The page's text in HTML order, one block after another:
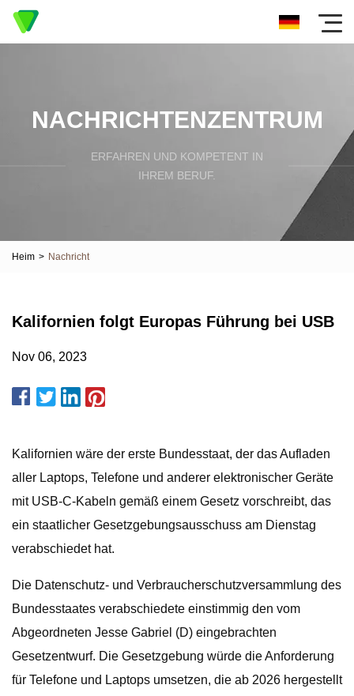
NACHRICHTENZENTRUM
ERFAHREN UND KOMPETENT IN
IHREM BERUF.
Heim > Nachricht
Kalifornien folgt Europas Führung bei USB
Nov 06, 2023
Kalifornien wäre der erste Bundesstaat, der das Aufladen
aller Laptops, Telefone und anderer elektronischer Geräte
mit USB-C-Kabeln gemäß einem Gesetz vorschreibt, das
ein staatlicher Gesetzgebungsausschuss am Dienstag
verabschiedet hat.
Die Datenschutz- und Verbraucherschutzversammlung des
Bundesstaates verabschiedete einstimmig den vom
Abgeordneten Jesse Gabriel (D) eingebrachten
Gesetzentwurf. Die Gesetzgebung würde die Anforderung
für Telefone und Laptops umsetzen, die ab 2026 hergestellt